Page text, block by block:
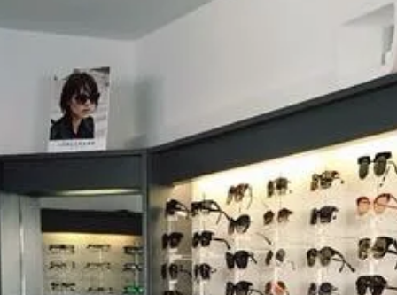
RENDEZ-VOUS
DANS NOTRE
MAGASIN
D’OPTIQUE
DU MARDI AU VENDREDI
9h -18h30
SAMEDI